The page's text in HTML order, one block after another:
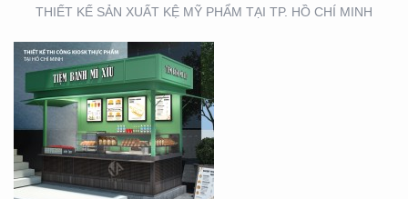
THIẾT KẾ SẢN XUẤT KỆ MỸ PHẨM TẠI TP. HỒ CHÍ MINH
THIẾT KẾ THI CÔNG
GIAN HÀNG BLU SÀI
GÒN